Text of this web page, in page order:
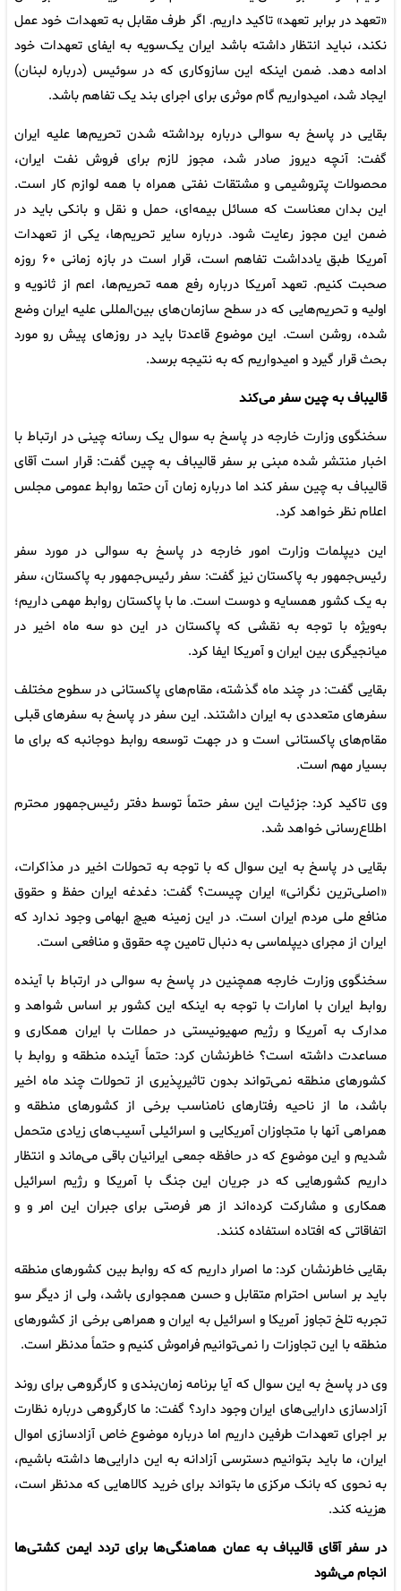
«تعهد در برابر تعهد» تاکید داریم. اگر طرف مقابل به تعهدات خود عمل
نکند، نباید انتظار داشته باشد ایران یک‌سویه به ایفای تعهدات خود
ادامه دهد. ضمن اینکه این سازوکاری که در سوئیس (درباره لبنان)
ایجاد شد، امیدواریم گام موثری برای اجرای بند یک تفاهم باشد.
بقایی در پاسخ به سوالی درباره برداشته شدن تحریم‌ها علیه ایران
گفت: آنچه دیروز صادر شد، مجوز لازم برای فروش نفت ایران،
محصولات پتروشیمی و مشتقات نفتی همراه با همه لوازم کار است.
این بدان معناست که مسائل بیمه‌ای، حمل و نقل و بانکی باید در
ضمن این مجوز رعایت شود. درباره سایر تحریم‌ها، یکی از تعهدات
آمریکا طبق یادداشت تفاهم است، قرار است در بازه زمانی ۶۰ روزه
صحبت کنیم. تعهد آمریکا درباره رفع همه تحریم‌ها، اعم از ثانویه و
اولیه و تحریم‌هایی که در سطح سازمان‌های بین‌المللی علیه ایران وضع
شده، روشن است. این موضوع قاعدتا باید در روزهای پیش رو مورد
بحث قرار گیرد و امیدواریم که به نتیجه برسد.
قالیباف به چین سفر می‌کند
سخنگوی وزارت خارجه در پاسخ به سوال یک رسانه چینی در ارتباط با
اخبار منتشر شده مبنی بر سفر قالیباف به چین گفت: قرار است آقای
قالیباف به چین سفر کند اما درباره زمان آن حتما روابط عمومی مجلس
اعلام نظر خواهد کرد.
این دیپلمات وزارت امور خارجه در پاسخ به سوالی در مورد سفر
رئیس‌جمهور به پاکستان نیز گفت: سفر رئیس‌جمهور به پاکستان، سفر
به یک کشور همسایه و دوست است. ما با پاکستان روابط مهمی داریم؛
به‌ویژه با توجه به نقشی که پاکستان در این دو سه ماه اخیر در
میانجیگری بین ایران و آمریکا ایفا کرد.
بقایی گفت: در چند ماه گذشته، مقام‌های پاکستانی در سطوح مختلف
سفرهای متعددی به ایران داشتند. این سفر در پاسخ به سفرهای قبلی
مقام‌های پاکستانی است و در جهت توسعه روابط دوجانبه که برای ما
بسیار مهم است.
وی تاکید کرد: جزئیات این سفر حتماً توسط دفتر رئیس‌جمهور محترم
اطلاع‌رسانی خواهد شد.
بقایی در پاسخ به این سوال که با توجه به تحولات اخیر در مذاکرات،
«اصلی‌ترین نگرانی» ایران چیست؟ گفت: دغدغه ایران حفظ و حقوق
منافع ملی مردم ایران است. در این زمینه هیچ ابهامی وجود ندارد که
ایران از مجرای دیپلماسی به دنبال تامین چه حقوق و منافعی است.
سخنگوی وزارت خارجه همچنین در پاسخ به سوالی در ارتباط با آینده
روابط ایران با امارات با توجه به اینکه این کشور بر اساس شواهد و
مدارک به آمریکا و رژیم صهیونیستی در حملات با ایران همکاری و
مساعدت داشته است؟ خاطرنشان کرد: حتماً آینده منطقه و روابط با
کشورهای منطقه نمی‌تواند بدون تاثیرپذیری از تحولات چند ماه اخیر
باشد، ما از ناحیه رفتارهای نامناسب برخی از کشورهای منطقه و
همراهی آنها با متجاوزان آمریکایی و اسرائیلی آسیب‌های زیادی متحمل
شدیم و این موضوع که در حافظه جمعی ایرانیان باقی می‌ماند و انتظار
داریم کشورهایی که در جریان این جنگ با آمریکا و رژیم اسرائیل
همکاری و مشارکت کرده‌اند از هر فرصتی برای جبران این امر و و
اتفاقاتی که افتاده استفاده کنند.
بقایی خاطرنشان کرد: ما اصرار داریم که که روابط بین کشورهای منطقه
باید بر اساس احترام متقابل و حسن همجواری باشد، ولی از دیگر سو
تجربه تلخ تجاوز آمریکا و اسرائیل به ایران و همراهی برخی از کشورهای
منطقه با این تجاوزات را نمی‌توانیم فراموش کنیم و حتماً مدنظر است.
وی در پاسخ به این سوال که آیا برنامه زمان‌بندی و کارگروهی برای روند
آزادسازی دارایی‌های ایران وجود دارد؟ گفت: ما کارگروهی درباره نظارت
بر اجرای تعهدات طرفین داریم اما درباره موضوع خاص آزادسازی اموال
ایران، ما باید بتوانیم دسترسی آزادانه به این دارایی‌ها داشته باشیم،
به نحوی که بانک مرکزی ما بتواند برای خرید کالاهایی که مدنظر است،
هزینه کند.
در سفر آقای قالیباف به عمان هماهنگی‌ها برای تردد ایمن کشتی‌ها
انجام می‌شود